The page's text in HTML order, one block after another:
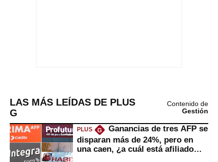
LAS MÁS LEÍDAS DE PLUS
G
Contenido de
Gestión
PLUS G
Ganancias de tres AFP se
disparan más de 24%, pero en
una caen, ¿a cuál está afiliado